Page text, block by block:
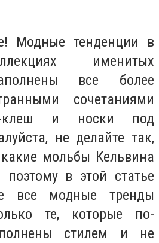
Модные тенденции в
именитых
все более
сочетаниями
клеш и носки под
не делайте так,
мольбы Кельвина
в этой статье
все модные тренды
те, которые по-
стилем и не